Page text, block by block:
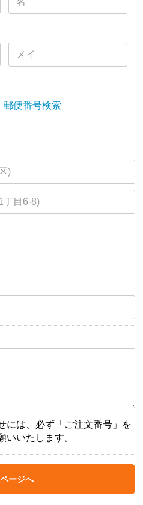
郵便番号検索
には、必ず「ご注文番号」を
いいたします。
ージへ